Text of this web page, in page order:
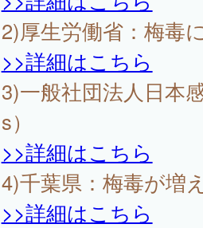
2)厚生労働省：梅毒
>>詳細はこちら
3)一般社団法人日本
s）
>>詳細はこちら
4)千葉県：梅毒が増
>>詳細はこちら